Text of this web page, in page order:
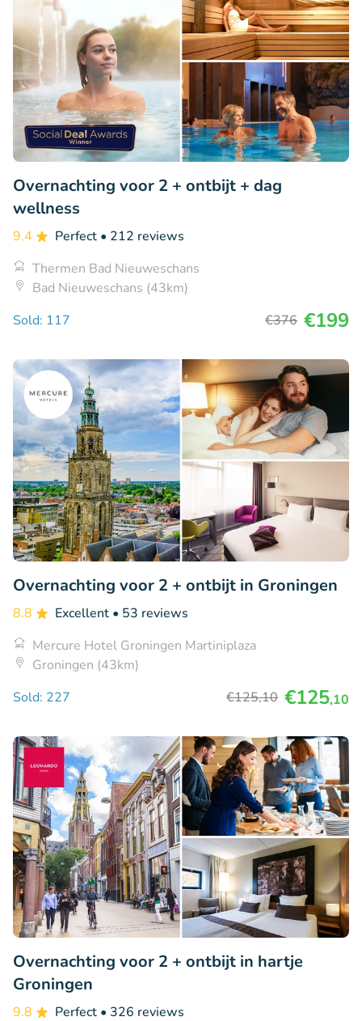
Overnachting voor 2 + ontbijt + dag
wellness
9.4 Perfect • 212 reviews
Thermen Bad Nieuweschans
Bad Nieuweschans (43km)
Sold: 117
€376 €199
Overnachting voor 2 + ontbijt in Groningen
8.8 Excellent • 53 reviews
Mercure Hotel Groningen Martiniplaza
Groningen (43km)
Sold: 227
€125,10 €125,10
Overnachting voor 2 + ontbijt in hartje
Groningen
9.8 Perfect • 326 reviews